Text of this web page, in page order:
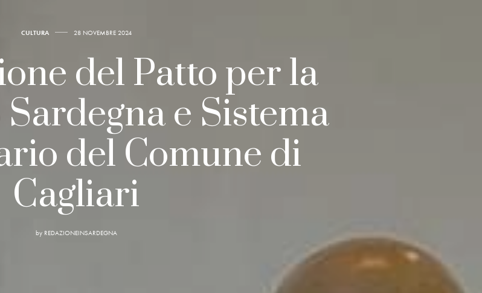
CULTURA 28 NOVEMBRE 2024
del Patto per la
e Sistema
del Comune di
Cagliari
by REDAZIONEINSARDEGNA